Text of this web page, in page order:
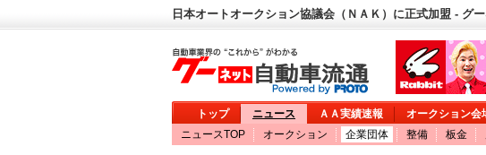
日本オートオークション協議会（ＮＡＫ）に正式加盟 - グ
トップ ニュース ＡＡ実績速報 オークション会
ニュースTOP
オークション 企業団体 整備 板金